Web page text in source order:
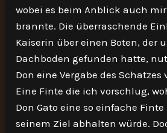
wobei es beim Anblick auch
brannte. Die überraschende
Kaiserin über einen Boten, der
Dachboden gefunden hatte,
Don eine Vergabe des
Eine Finte die ich vorschlug,
Don Gato eine so einfache
seinem Ziel abhalten würde.